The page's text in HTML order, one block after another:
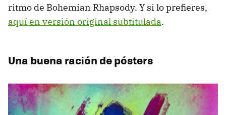
ritmo de Bohemian Rhapsody. Y si lo prefieres,
aquí en versión original subtitulada.
Una buena ración de pósters